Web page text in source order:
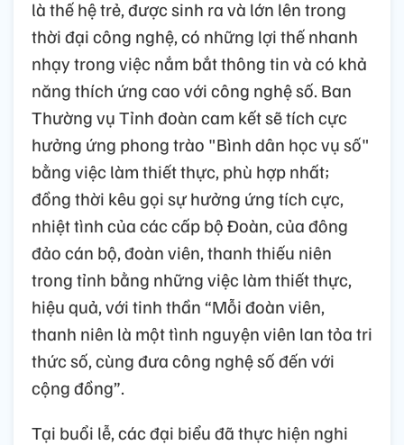
là thế hệ trẻ, được sinh ra và lớn lên trong
thời đại công nghệ, có những lợi thế nhanh
nhạy trong việc nắm bắt thông tin và có khả
năng thích ứng cao với công nghệ số. Ban
Thường vụ Tỉnh đoàn cam kết sẽ tích cực
hưởng ứng phong trào "Bình dân học vụ số"
bằng việc làm thiết thực, phù hợp nhất;
đồng thời kêu gọi sự hưởng ứng tích cực,
nhiệt tình của các cấp bộ Đoàn, của đông
đảo cán bộ, đoàn viên, thanh thiếu niên
trong tỉnh bằng những việc làm thiết thực,
hiệu quả, với tinh thần “Mỗi đoàn viên,
thanh niên là một tình nguyện viên lan tỏa tri
thức số, cùng đưa công nghệ số đến với
cộng đồng”.
Tại buổi lễ, các đại biểu đã thực hiện nghi